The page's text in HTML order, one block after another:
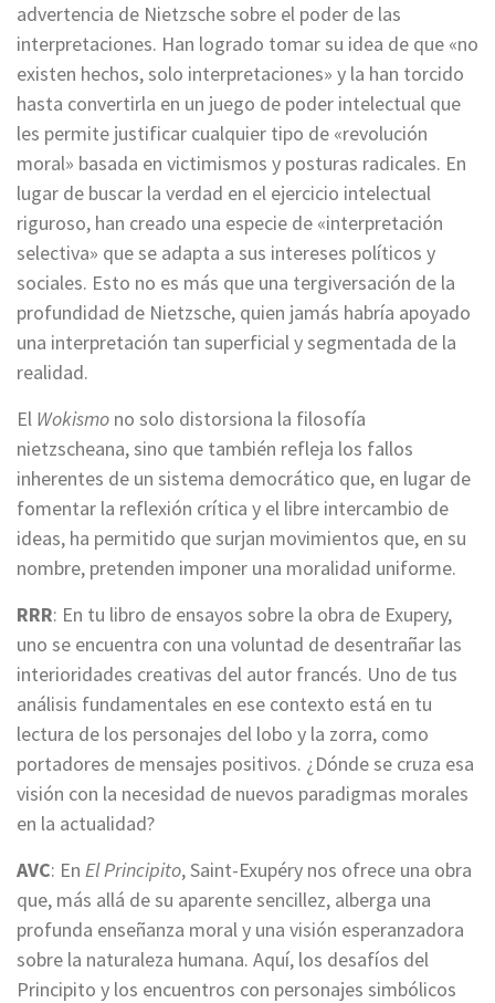
advertencia de Nietzsche sobre el poder de las
interpretaciones. Han logrado tomar su idea de que «no
existen hechos, solo interpretaciones» y la han torcido
hasta convertirla en un juego de poder intelectual que
les permite justificar cualquier tipo de «revolución
moral» basada en victimismos y posturas radicales. En
lugar de buscar la verdad en el ejercicio intelectual
riguroso, han creado una especie de «interpretación
selectiva» que se adapta a sus intereses políticos y
sociales. Esto no es más que una tergiversación de la
profundidad de Nietzsche, quien jamás habría apoyado
una interpretación tan superficial y segmentada de la
realidad.
El Wokismo no solo distorsiona la filosofía
nietzscheana, sino que también refleja los fallos
inherentes de un sistema democrático que, en lugar de
fomentar la reflexión crítica y el libre intercambio de
ideas, ha permitido que surjan movimientos que, en su
nombre, pretenden imponer una moralidad uniforme.
RRR: En tu libro de ensayos sobre la obra de Exupery,
uno se encuentra con una voluntad de desentrañar las
interioridades creativas del autor francés. Uno de tus
análisis fundamentales en ese contexto está en tu
lectura de los personajes del lobo y la zorra, como
portadores de mensajes positivos. ¿Dónde se cruza esa
visión con la necesidad de nuevos paradigmas morales
en la actualidad?
AVC: En El Principito, Saint-Exupéry nos ofrece una obra
que, más allá de su aparente sencillez, alberga una
profunda enseñanza moral y una visión esperanzadora
sobre la naturaleza humana. Aquí, los desafíos del
Principito y los encuentros con personajes simbólicos